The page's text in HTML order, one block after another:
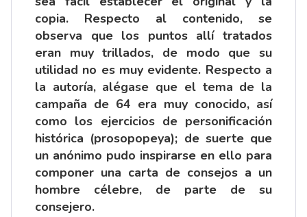
copia. Respecto al contenido, se
observa que los puntos allí tratados
eran muy trillados, de modo que su
utilidad no es muy evidente. Respecto a
la autoría, alégase que el tema de la
campaña de 64 era muy conocido, así
como los ejercicios de personificación
histórica (prosopopeya); de suerte que
un anónimo pudo inspirarse en ello para
componer una carta de consejos a un
hombre célebre, de parte de su
consejero.